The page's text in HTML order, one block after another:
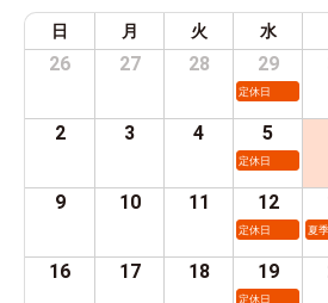
日 月 火 水
26 27 28 29
定休日
2 3 4 5
定休日
9 10 11 12
定休日 夏
16 17 18 19
定休日